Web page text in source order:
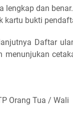
lengkap dan benar.
kartu bukti
Daftar
menunjukan
Orang Tua / Wali